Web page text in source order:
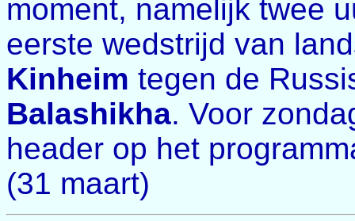
moment, namelijk twee
eerste wedstrijd van
Kinheim tegen de
Balashikha. Voor
header op het
(31 maart)